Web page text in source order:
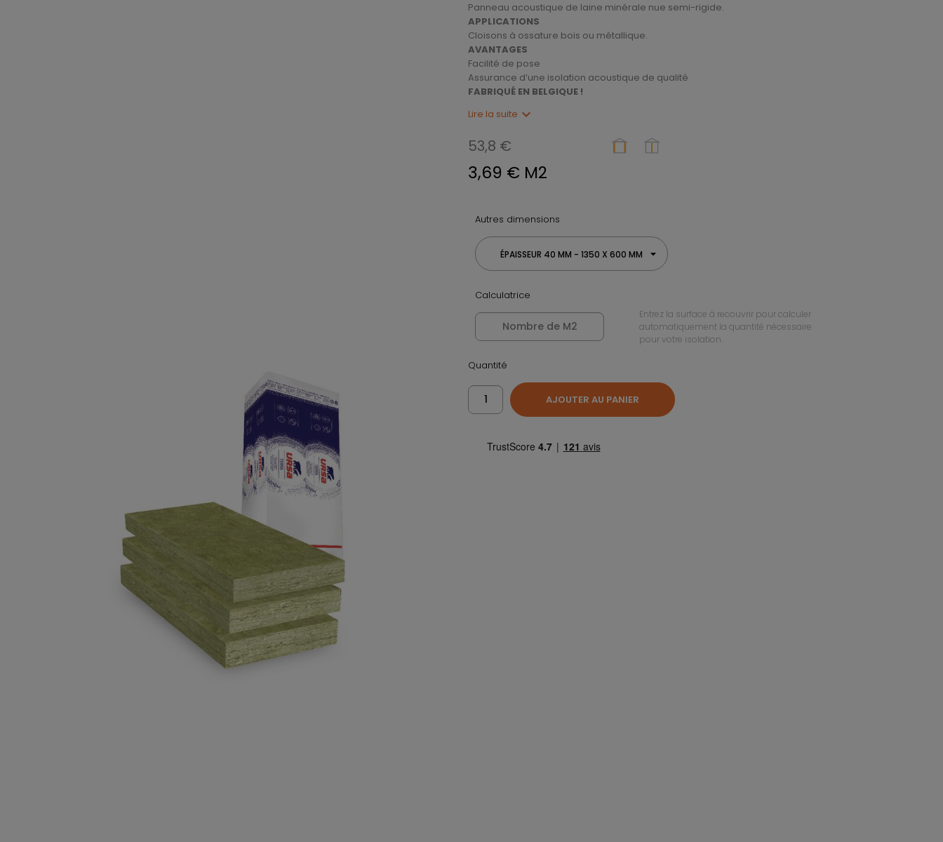
Panneau acoustique de laine minérale nue semi-rigide.
APPLICATIONS
Cloisons à ossature bois ou métallique.
AVANTAGES
Facilité de pose
Assurance d’une isolation acoustique de qualité
FABRIQUÉ EN BELGIQUE !
Lire la suite expand_more
53,8 €
3,69 € M2
Autres dimensions
ÉPAISSEUR 40 MM - 1350 X 600 MM
Calculatrice
Entrez la surface à recouvrir pour calculer
automatiquement la quantité nécessaire
pour votre isolation.
Quantité
AJOUTER AU PANIER